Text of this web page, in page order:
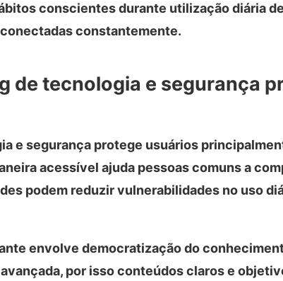
conscientes durante utilização diária
constantemente.
de tecnologia e segurança
e segurança protege usuários
acessível ajuda pessoas comuns a
podem reduzir vulnerabilidades no uso
envolve democratização do
por isso conteúdos claros e